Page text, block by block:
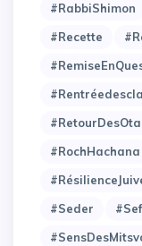
#RabbiShimon
#Recette
#RochHachana
#Seder